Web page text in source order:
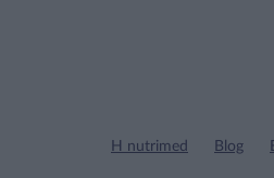
Η nutrimed Blog